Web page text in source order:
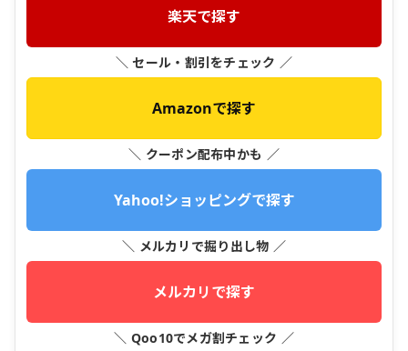
楽天で探す
＼ セール・割引をチェック ／
Amazonで探す
＼ クーポン配布中かも ／
Yahoo!ショッピングで探す
＼ メルカリで掘り出し物 ／
メルカリで探す
＼ Qoo10でメガ割チェック ／